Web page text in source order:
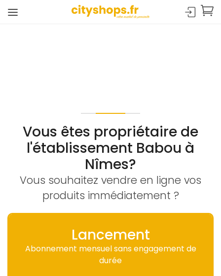
Vous êtes propriétaire de
l'établissement Babou à
Nîmes?
Vous souhaitez vendre en ligne vos
produits immédiatement ?
Lancement
Abonnement mensuel sans engagement de
durée